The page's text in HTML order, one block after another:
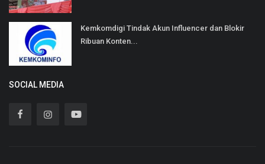
Kemkomdigi Tindak Akun Influencer dan Blokir
Ribuan Konten...
SOCIAL MEDIA